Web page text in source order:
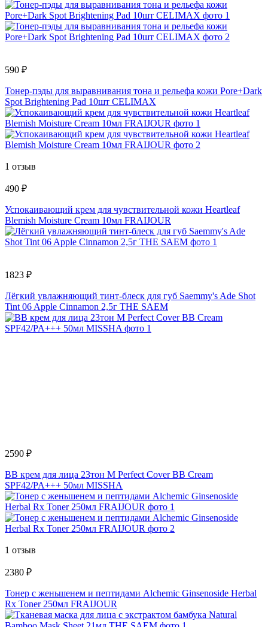
590 ₽
Тонер-пэды для выравнивания тона и рельефа кожи Pore+Dark
Spot Brightening Pad 10шт СELIMAX
1 отзыв
490 ₽
Успокаивающий крем для чувствительной кожи Heartleaf
Blemish Moisture Cream 10мл FRAIJOUR
1823 ₽
Лёгкий увлажняющий тинт-блеск для губ Saemmy's Ade Shot
Tint 06 Apple Cinnamon 2,5г THE SAEM
2590 ₽
BB крем для лица 23тон M Perfect Cover BB Cream
SPF42/PA+++ 50мл MISSHA
1 отзыв
2380 ₽
Тонер с женьшенем и пептидами Alchemic Ginsenoside Herbal
Rx Toner 250мл FRAIJOUR